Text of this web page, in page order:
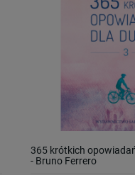
365 krótkich
- Bruno Ferrero